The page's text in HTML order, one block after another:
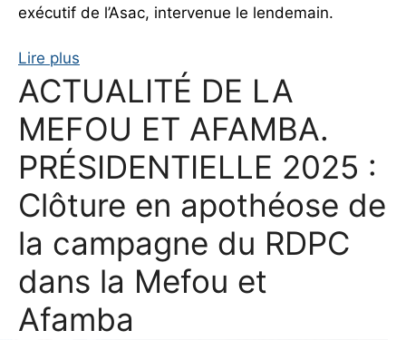
exécutif de l’Asac, intervenue le lendemain.
Lire plus
ACTUALITÉ DE LA
MEFOU ET AFAMBA.
PRÉSIDENTIELLE 2025 :
Clôture en apothéose de
la campagne du RDPC
dans la Mefou et
Afamba